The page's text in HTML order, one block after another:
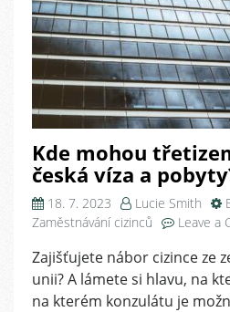
Kde mohou
česká víza a
18. 7. 2023 Lucie Smith
Zaměstnávání cizinců
Leave a
Zajišťujete nábor cizince ze
unii? A lámete si hlavu, na
na kterém konzulátu je